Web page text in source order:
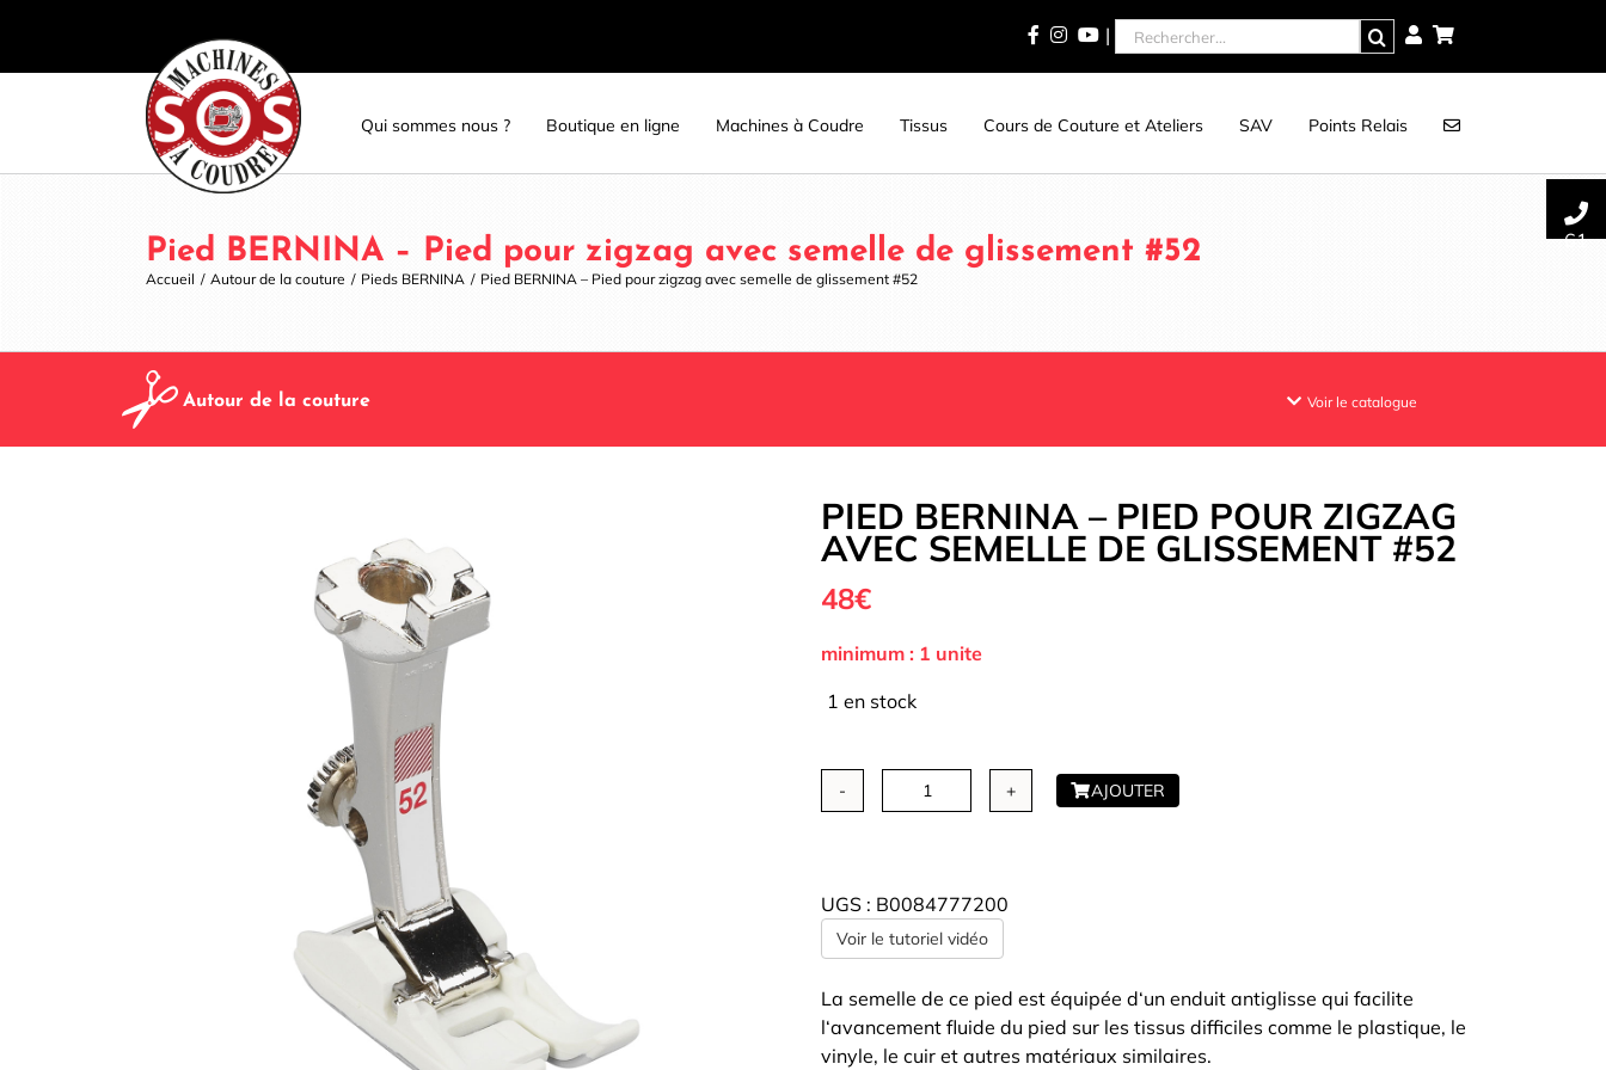
content
| Rechercher
Qui sommes nous ? Boutique en ligne Machines à Coudre Tissus Cours de Couture et Ateliers SAV Points Relais
61
Pied BERNINA – Pied pour zigzag avec semelle de glissement #52
Accueil / Autour de la couture / Pieds BERNINA / Pied BERNINA – Pied pour zigzag avec semelle de glissement #52
Autour de la couture Voir le catalogue
Machines à coudre
| Surjeteuses |
Brodeuses
Tous nos Tissus
PIED BERNINA – PIED POUR ZIGZAG
AVEC SEMELLE DE GLISSEMENT #52
48€
minimum : 1 unite
1 en stock
quantité
-
Pied
zigzag
avec
semelle
AJOUTER
UGS : B0084777200
Voir le tutoriel vidéo
La semelle de ce pied est équipée d‘un enduit antiglisse qui facilite
l‘avancement fluide du pied sur les tissus difficiles comme le plastique, le
vinyle, le cuir et autres matériaux similaires.